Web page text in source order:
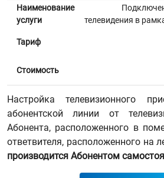
Наименование
услуги
телевидения в
Тариф
Стоимость
Настройка телевизионного
абонентской линии от
Абонента, расположенного в
ответвителя, расположенного на
производится Абонентом